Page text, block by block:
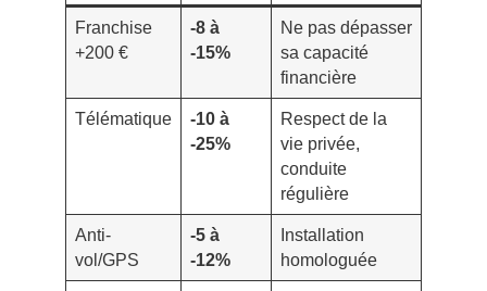
Franchise
+200 €
-8 à
-15%
Ne pas dépasser
sa capacité
financière
Télématique
-10 à
-25%
Respect de la
vie privée,
conduite
régulière
Anti-
vol/GPS
-5 à
-12%
Installation
homologuée